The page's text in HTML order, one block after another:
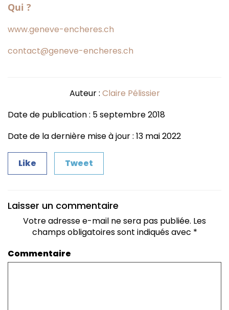
Qui ?
www.geneve-encheres.ch
contact@geneve-encheres.ch
Auteur : Claire Pélissier
Date de publication : 5 septembre 2018
Date de la dernière mise à jour : 13 mai 2022
Like Tweet
Laisser un commentaire
Votre adresse e-mail ne sera pas publiée. Les
champs obligatoires sont indiqués avec *
Commentaire